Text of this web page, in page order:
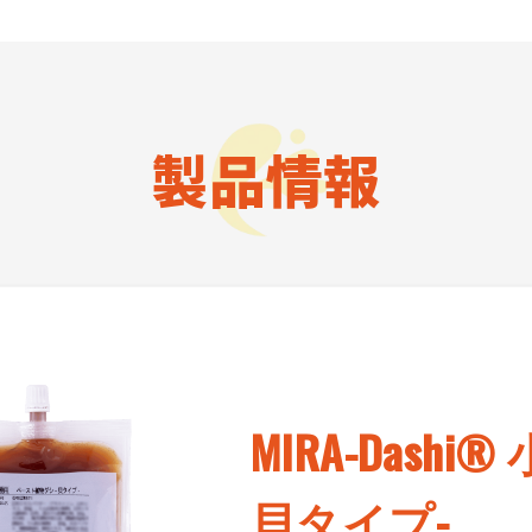
製品情報
MIRA-Dashi®